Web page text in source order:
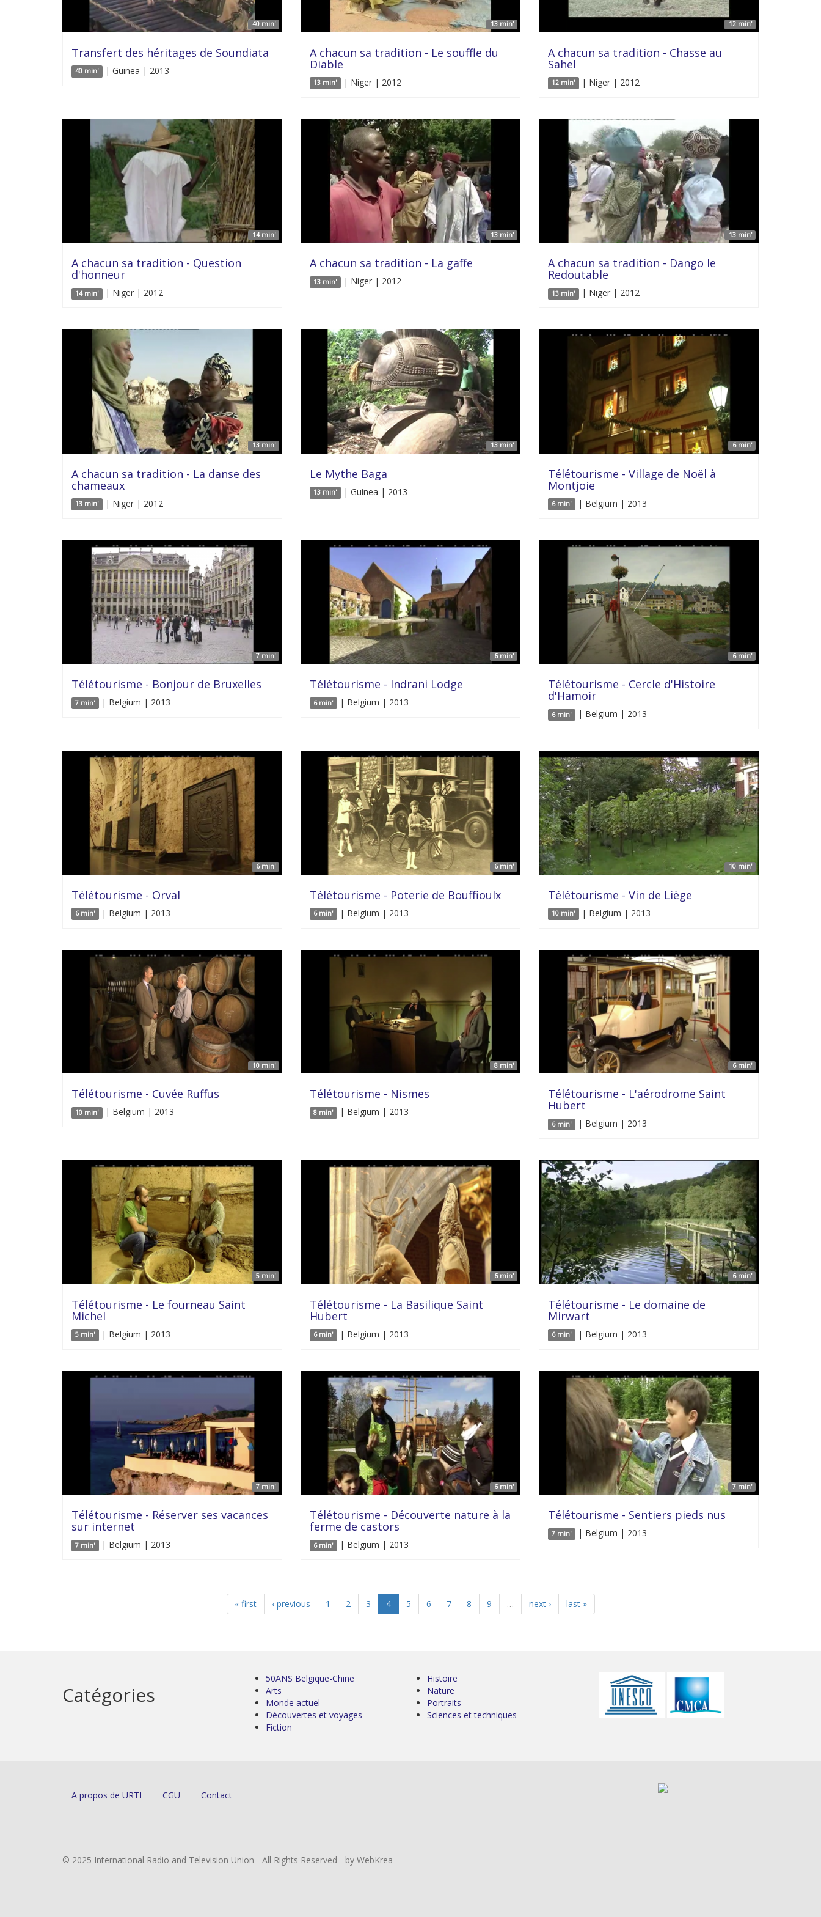
40 min'
Transfert des héritages de Soundiata
40 min' | Guinea | 2013
13 min'
A chacun sa tradition - Le souffle du
Diable
13 min' | Niger | 2012
12 min'
A chacun sa tradition - Chasse au
Sahel
12 min' | Niger | 2012
14 min'
A chacun sa tradition - Question
d'honneur
14 min' | Niger | 2012
13 min'
A chacun sa tradition - La gaffe
13 min' | Niger | 2012
13 min'
A chacun sa tradition - Dango le
Redoutable
13 min' | Niger | 2012
13 min'
A chacun sa tradition - La danse des
chameaux
13 min' | Niger | 2012
13 min'
Le Mythe Baga
13 min' | Guinea | 2013
6 min'
Télétourisme - Village de Noël à
Montjoie
6 min' | Belgium | 2013
7 min'
Télétourisme - Bonjour de Bruxelles
7 min' | Belgium | 2013
6 min'
Télétourisme - Indrani Lodge
6 min' | Belgium | 2013
6 min'
Télétourisme - Cercle d'Histoire
d'Hamoir
6 min' | Belgium | 2013
6 min'
Télétourisme - Orval
6 min' | Belgium | 2013
6 min'
Télétourisme - Poterie de Bouffioulx
6 min' | Belgium | 2013
10 min'
Télétourisme - Vin de Liège
10 min' | Belgium | 2013
10 min'
Télétourisme - Cuvée Ruffus
10 min' | Belgium | 2013
8 min'
Télétourisme - Nismes
8 min' | Belgium | 2013
6 min'
Télétourisme - L'aérodrome Saint
Hubert
6 min' | Belgium | 2013
5 min'
Télétourisme - Le fourneau Saint
Michel
5 min' | Belgium | 2013
6 min'
Télétourisme - La Basilique Saint
Hubert
6 min' | Belgium | 2013
6 min'
Télétourisme - Le domaine de
Mirwart
6 min' | Belgium | 2013
7 min'
Télétourisme - Réserver ses vacances
sur internet
7 min' | Belgium | 2013
6 min'
Télétourisme - Découverte nature à la
ferme de castors
6 min' | Belgium | 2013
7 min'
Télétourisme - Sentiers pieds nus
7 min' | Belgium | 2013
« first ‹ previous 1 2 3 4 5 6 7 8 9 … next › last »
Catégories
50ANS Belgique-Chine
Arts
Monde actuel
Découvertes et voyages
Fiction
Histoire
Nature
Portraits
Sciences et techniques
A propos de URTI CGU Contact
© 2025 International Radio and Television Union - All Rights Reserved - by WebKrea